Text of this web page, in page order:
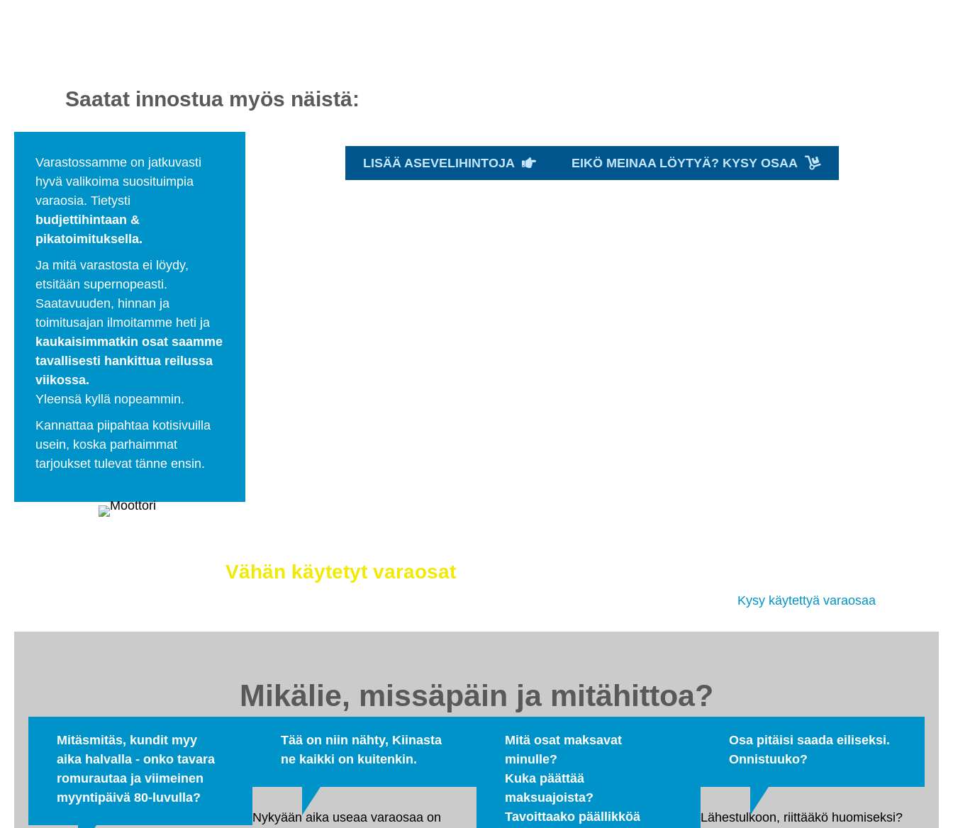
Saatat innostua myös näistä:
Varastossamme on jatkuvasti
hyvä valikoima suosituimpia
varaosia. Tietysti
budjettihintaan &
pikatoimituksella.
Ja mitä varastosta ei löydy,
etsitään supernopeasti.
Saatavuuden, hinnan ja
toimitusajan ilmoitamme heti ja
kaukaisimmatkin osat saamme
tavallisesti hankittua reilussa
viikossa.
Yleensä kyllä nopeammin.
Kannattaa piipahtaa kotisivuilla
usein, koska parhaimmat
tarjoukset tulevat tänne ensin.
LISÄÄ ASEVELIHINTOJA EIKÖ MEINAA LÖYTYÄ? KYSY OSAA
Vähän käytetyt varaosat
Kysy käytettyä varaosaa
Mikälie, missäpäin ja mitähittoa?
Mitäsmitäs, kundit myy
aika halvalla - onko tavara
romurautaa ja viimeinen
myyntipäivä 80-luvulla?
Tää on niin nähty, Kiinasta
ne kaikki on kuitenkin.
Nykyään aika useaa varaosaa on
Mitä osat maksavat
minulle?
Kuka päättää
maksuajoista?
Tavoittaako päällikköä
Osa pitäisi saada eiliseksi.
Onnistuuko?
Lähestulkoon, riittääkö huomiseksi?